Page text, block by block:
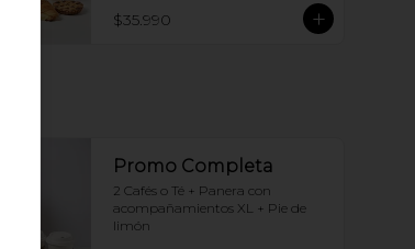
$35.990
Promo Completa
2 Cafés o Té + Panera con
acompañamientos XL + Pie de
limón